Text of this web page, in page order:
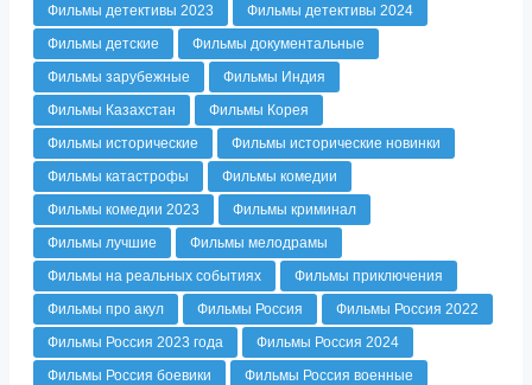
Фильмы детективы 2023
Фильмы детективы 2024
Фильмы детские
Фильмы документальные
Фильмы зарубежные
Фильмы Индия
Фильмы Казахстан
Фильмы Корея
Фильмы исторические
Фильмы исторические новинки
Фильмы катастрофы
Фильмы комедии
Фильмы комедии 2023
Фильмы криминал
Фильмы лучшие
Фильмы мелодрамы
Фильмы на реальных событиях
Фильмы приключения
Фильмы про акул
Фильмы Россия
Фильмы Россия 2022
Фильмы Россия 2023 года
Фильмы Россия 2024
Фильмы Россия боевики
Фильмы Россия военные